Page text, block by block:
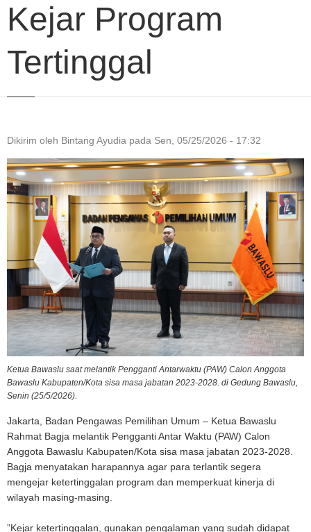
Kejar Program
Tertinggal
Dikirim oleh Bintang Ayudia pada Sen, 05/25/2026 - 17:32
Ketua Bawaslu saat melantik Pengganti Antarwaktu (PAW) Calon Anggota
Bawaslu Kabupaten/Kota sisa masa jabatan 2023-2028. di Gedung Bawaslu,
Senin (25/5/2026).
Jakarta, Badan Pengawas Pemilihan Umum – Ketua Bawaslu
Rahmat Bagja melantik Pengganti Antar Waktu (PAW) Calon
Anggota Bawaslu Kabupaten/Kota sisa masa jabatan 2023-2028.
Bagja menyatakan harapannya agar para terlantik segera
mengejar ketertinggalan program dan memperkuat kinerja di
wilayah masing-masing.
”Kejar ketertinggalan, gunakan pengalaman yang sudah didapat